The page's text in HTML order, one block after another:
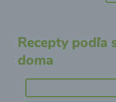
Recepty podľa
doma